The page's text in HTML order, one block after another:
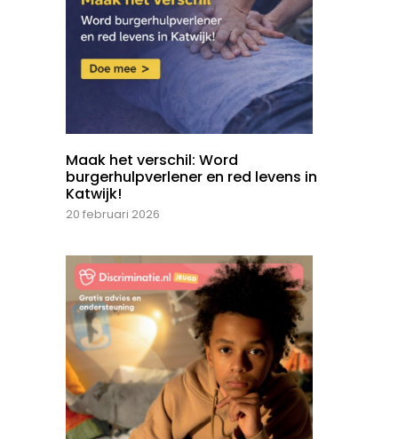
Maak het verschil: Word
burgerhulpverlener en red levens in
Katwijk!
20 februari 2026